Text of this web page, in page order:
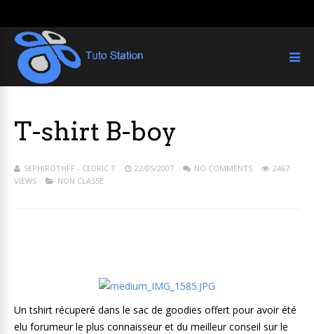
T-shirt B-boy
SEPHIROTHFF - CEDRIC T 22/05/2007 NO COMMENTS
2467
VIEWS
NON CLASSÉ
Un tshirt récuperé dans le sac de goodies offert pour avoir été
elu forumeur le plus connaisseur et du meilleur conseil sur le